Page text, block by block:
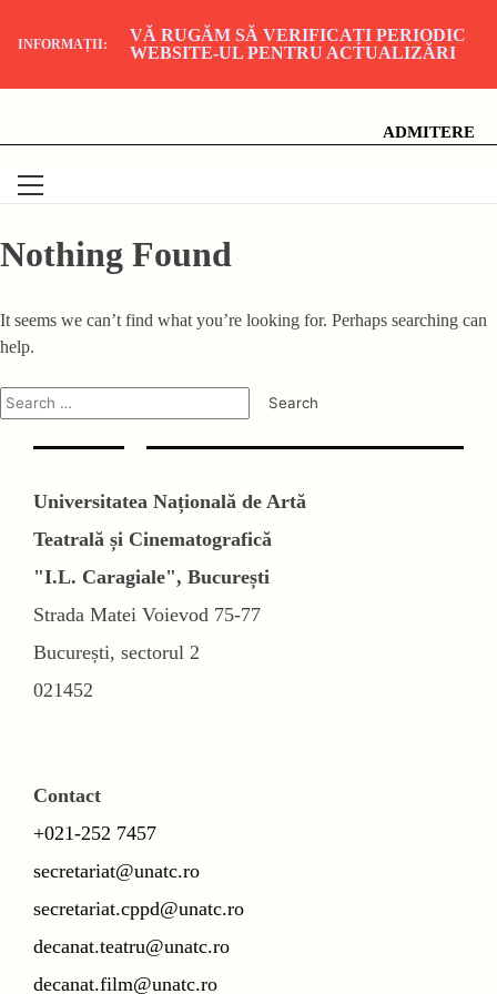
INFORMAȚII:
VĂ RUGĂM SĂ VERIFICAȚI PERIODIC
WEBSITE-UL PENTRU ACTUALIZĂRI
Universitatea Națională de Artă Teatrală și Cinematografică
ADMITERE
Nothing Found
It seems we can’t find what you’re looking for. Perhaps searching can
help.
Search
for:
Universitatea Națională de Artă
Teatrală și Cinematografică
"I.L. Caragiale", București
Strada Matei Voievod 75-77
București, sectorul 2
021452
Contact
+021-252 7457
secretariat@unatc.ro
secretariat.cppd@unatc.ro
decanat.teatru@unatc.ro
decanat.film@unatc.ro